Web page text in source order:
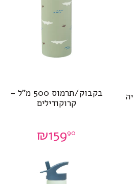
בקבוק/תרמוס 500 מ”ל –
קרוקודילים
₪15990